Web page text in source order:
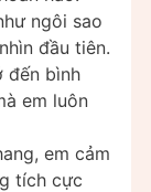
ngôi sao
đầu tiên.
đến bình
em luôn
em cảm
tích cực